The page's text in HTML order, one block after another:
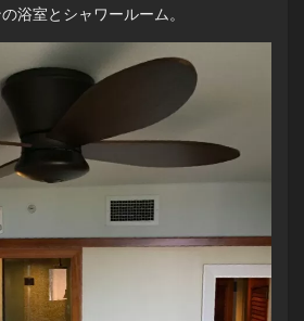
浴室とシャワールーム。